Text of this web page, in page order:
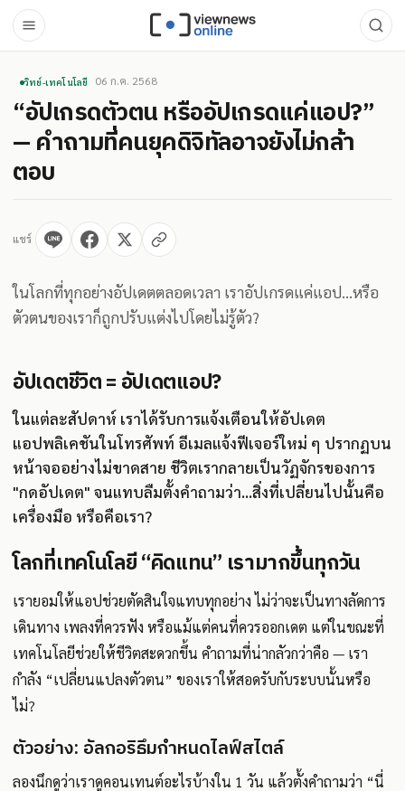
วิทย์-เทคโนโลยี 06 ก.ค. 2568
“อัปเกรดตัวตน หรืออัปเกรดแค่แอป?”
— คำถามที่คนยุคดิจิทัลอาจยังไม่กล้า
ตอบ
แชร์
ในโลกที่ทุกอย่างอัปเดตตลอดเวลา เราอัปเกรดแค่แอป…หรือ
ตัวตนของเราก็ถูกปรับแต่งไปโดยไม่รู้ตัว?
อัปเดตชีวิต = อัปเดตแอป?
ในแต่ละสัปดาห์ เราได้รับการแจ้งเตือนให้อัปเดต
แอปพลิเคชันในโทรศัพท์ อีเมลแจ้งฟีเจอร์ใหม่ ๆ ปรากฏบน
หน้าจออย่างไม่ขาดสาย ชีวิตเรากลายเป็นวัฏจักรของการ
"กดอัปเดต" จนแทบลืมตั้งคำถามว่า...สิ่งที่เปลี่ยนไปนั้นคือ
เครื่องมือ หรือคือเรา?
โลกที่เทคโนโลยี “คิดแทน” เรามากขึ้นทุกวัน
เรายอมให้แอปช่วยตัดสินใจแทบทุกอย่าง ไม่ว่าจะเป็นทางลัดการ
เดินทาง เพลงที่ควรฟัง หรือแม้แต่คนที่ควรออกเดต แต่ในขณะที่
เทคโนโลยีช่วยให้ชีวิตสะดวกขึ้น คำถามที่น่ากลัวกว่าคือ — เรา
กำลัง “เปลี่ยนแปลงตัวตน” ของเราให้สอดรับกับระบบนั้นหรือ
ไม่?
ตัวอย่าง: อัลกอริธึมกำหนดไลฟ์สไตล์
ลองนึกดูว่าเราดูคอนเทนต์อะไรบ้างใน 1 วัน แล้วตั้งคำถามว่า “นี่